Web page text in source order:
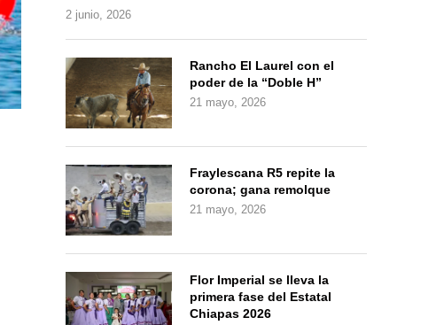
2 junio, 2026
Rancho El Laurel con el
poder de la “Doble H”
21 mayo, 2026
Fraylescana R5 repite la
corona; gana remolque
21 mayo, 2026
Flor Imperial se lleva la
primera fase del Estatal
Chiapas 2026